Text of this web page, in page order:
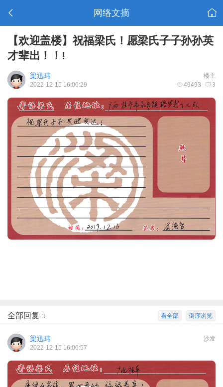
网络文摘
【欢迎盖楼】祝福梁氏！愿梁氏子子孙孙英
才辈出！！!
楼主
梁迅玮
49493 3
2022-12-15 16:06:29
倒序浏览
看全部
全部回复 3
沙发
梁迅玮
2022-12-15 16:06:57